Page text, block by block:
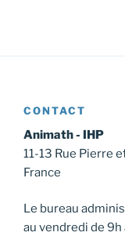
CONTACT
Animath - IHP
11-13 Rue Pierre
France
Le bureau
au vendredi de 9h